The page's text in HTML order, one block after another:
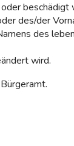
beschädigt
des/der
des
wird.